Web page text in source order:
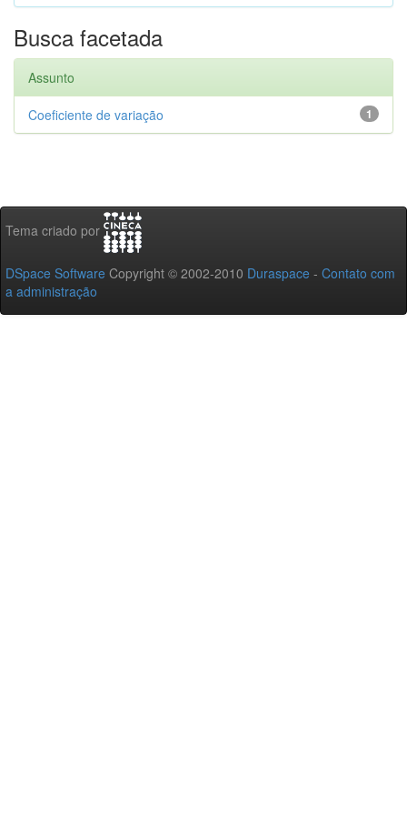
Busca facetada
Assunto
1
Coeficiente de variação
Tema criado por
DSpace Software Copyright © 2002-2010 Duraspace - Contato com
a administração